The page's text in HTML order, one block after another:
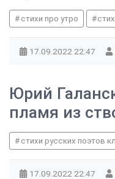
стихи про утро
17.09.2022 22:47
Юрий
пламя из
стихи русских поэтов
17.09.2022 22:47